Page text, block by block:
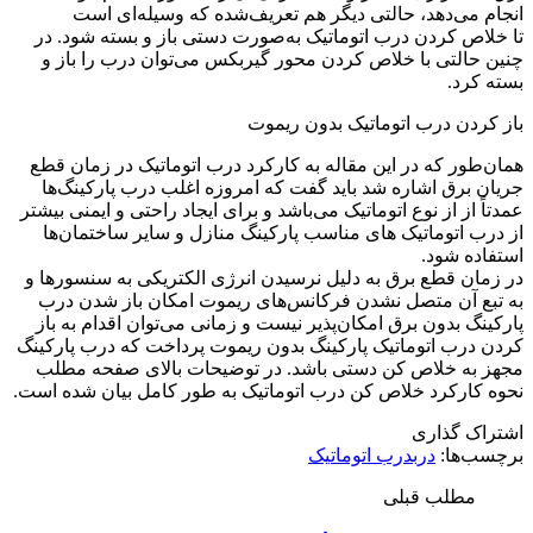
انجام می‌دهد، حالتی دیگر هم تعریف‌شده که وسیله‌ای است
تا خلاص کردن درب اتوماتیک به‌صورت دستی باز و بسته شود. در
چنین حالتی با خلاص کردن محور گیربکس می‌توان درب را باز و
بسته کرد.
باز کردن درب اتوماتیک بدون ریموت
همان‌طور که در این مقاله به کارکرد درب اتوماتیک در زمان قطع
جریان برق اشاره شد باید گفت که امروزه اغلب درب پارکینگ‌ها
عمدتاً از از نوع اتوماتیک می‌باشد و برای ایجاد راحتی و ایمنی بیشتر
از درب اتوماتیک های مناسب پارکینگ منازل و سایر ساختمان‌ها
استفاده شود.
در زمان قطع برق به دلیل نرسیدن انرژی الکتریکی به سنسورها و
به تبع آن متصل نشدن فرکانس‌های ریموت امکان باز شدن درب
پارکینگ بدون برق امکان‌پذیر نیست و زمانی می‌توان اقدام به باز
کردن درب اتوماتیک پارکینگ بدون ریموت پرداخت که درب پارکینگ
مجهز به خلاص کن دستی باشد. در توضیحات بالای صفحه مطلب
نحوه کارکرد خلاص کن درب اتوماتیک به طور کامل بیان شده است.
اشتراک گذاری
برچسب‌ها: دربدرب اتوماتیک
مطلب قبلی